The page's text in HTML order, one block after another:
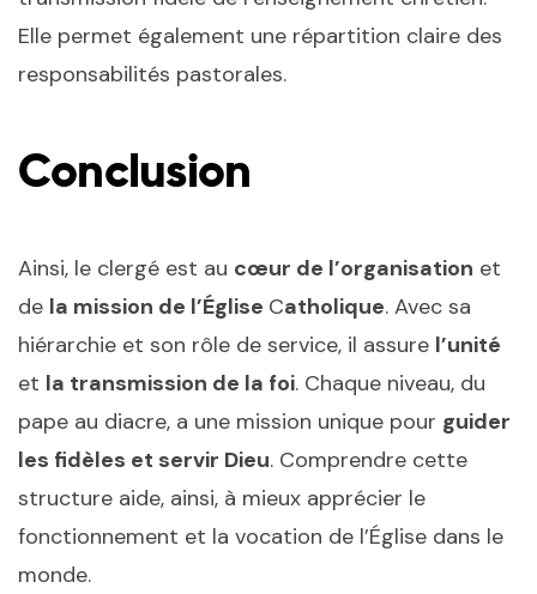
Elle permet également une répartition claire des
responsabilités pastorales.
Conclusion
Ainsi, le clergé est au cœur de l’organisation et
de la mission de l’Église Catholique. Avec sa
hiérarchie et son rôle de service, il assure l’unité
et la transmission de la foi. Chaque niveau, du
pape au diacre, a une mission unique pour guider
les fidèles et servir Dieu. Comprendre cette
structure aide, ainsi, à mieux apprécier le
fonctionnement et la vocation de l’Église dans le
monde.